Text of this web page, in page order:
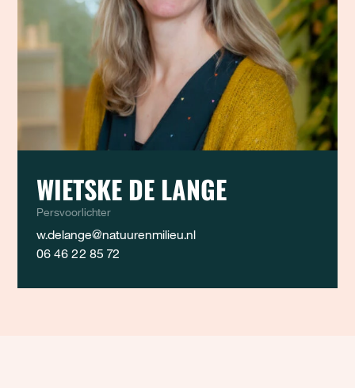
WIETSKE DE LANGE
Persvoorlichter
w.delange@natuurenmilieu.nl
06 46 22 85 72